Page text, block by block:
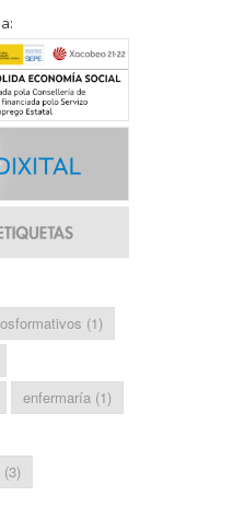
(1)
enfermaría (1)
(3)